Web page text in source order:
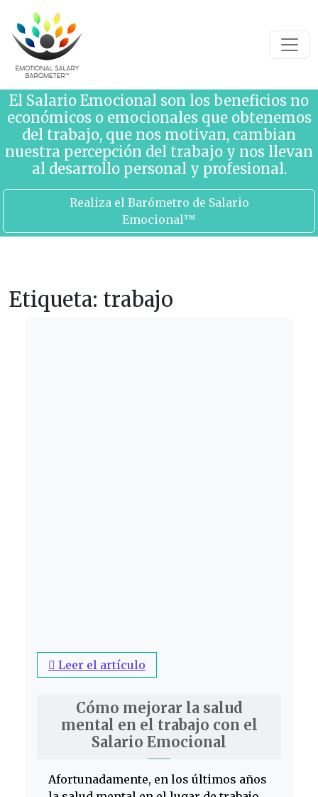
Saltar al contenido
El Salario Emocional son los beneficios no
económicos o emocionales que obtenemos
del trabajo, que nos motivan, cambian
nuestra percepción del trabajo y nos llevan
al desarrollo personal y profesional.
Realiza el Barómetro de Salario
Emocional™
Etiqueta: trabajo
Leer el artículo
Cómo mejorar la salud
mental en el trabajo con el
Salario Emocional
Afortunadamente, en los últimos años